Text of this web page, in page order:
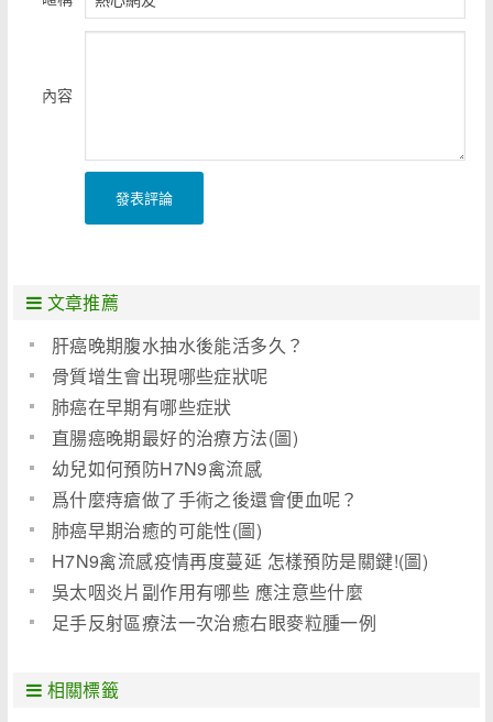
內容
發表評論
文章推薦
肝癌晚期腹水抽水後能活多久？
骨質增生會出現哪些症狀呢
肺癌在早期有哪些症狀
直腸癌晚期最好的治療方法(圖)
幼兒如何預防H7N9禽流感
爲什麼痔瘡做了手術之後還會便血呢？
肺癌早期治癒的可能性(圖)
H7N9禽流感疫情再度蔓延 怎樣預防是關鍵!(圖)
吳太咽炎片副作用有哪些 應注意些什麼
足手反射區療法一次治癒右眼麥粒腫一例
相關標籤